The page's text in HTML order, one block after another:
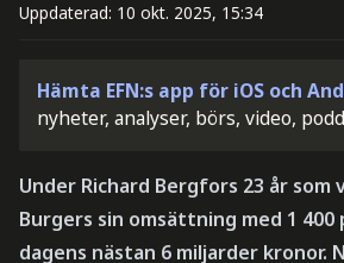
Uppdaterad: 10 okt. 2025, 15:34
Hämta EFN:s app för iOS och
nyheter, analyser, börs, video, podd
Under Richard Bergfors 23 år som
Burgers sin omsättning med 1
dagens nästan 6 miljarder kronor.